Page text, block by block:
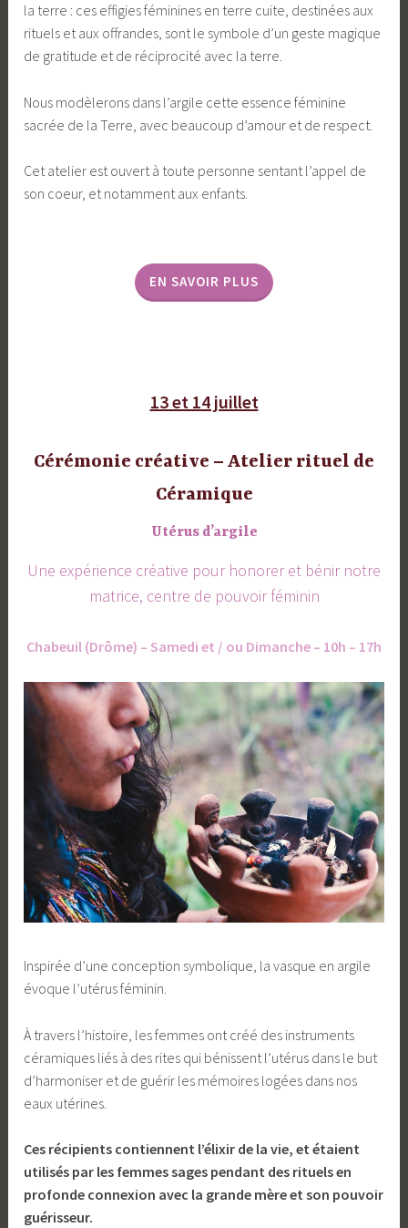
la terre : ces effigies féminines en terre cuite, destinées aux
rituels et aux offrandes, sont le symbole d’un geste magique
de gratitude et de réciprocité avec la terre.
Nous modèlerons dans l’argile cette essence féminine
sacrée de la Terre, avec beaucoup d’amour et de respect.
Cet atelier est ouvert à toute personne sentant l’appel de
son coeur, et notamment aux enfants.
EN SAVOIR PLUS
13 et 14 juillet
Cérémonie créative – Atelier rituel de
Céramique
Utérus d’argile
Une expérience créative pour honorer et bénir notre
matrice, centre de pouvoir féminin
Chabeuil (Drôme) – Samedi et / ou Dimanche – 10h – 17h
Inspirée d’une conception symbolique, la vasque en argile
évoque l’utérus féminin.
À travers l’histoire, les femmes ont créé des instruments
céramiques liés à des rites qui bénissent l’utérus dans le but
d’harmoniser et de guérir les mémoires logées dans nos
eaux utérines.
Ces récipients contiennent l’élixir de la vie, et étaient
utilisés par les femmes sages pendant des rituels en
profonde connexion avec la grande mère et son pouvoir
guérisseur.